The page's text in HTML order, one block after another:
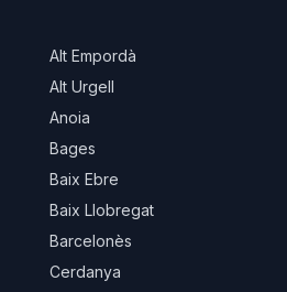
Alt Empordà
Alt Urgell
Anoia
Bages
Baix Ebre
Baix Llobregat
Barcelonès
Cerdanya